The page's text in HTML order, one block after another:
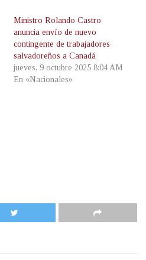
Ministro Rolando Castro
anuncia envío de nuevo
contingente de trabajadores
salvadoreños a Canadá
jueves, 9 octubre 2025 8:04 AM
En «Nacionales»